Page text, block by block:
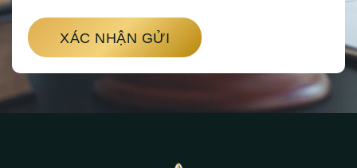
XÁC NHẬN GỬI